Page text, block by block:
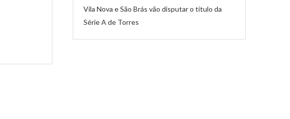
Vila Nova e São Brás vão disputar o título da
Série A de Torres